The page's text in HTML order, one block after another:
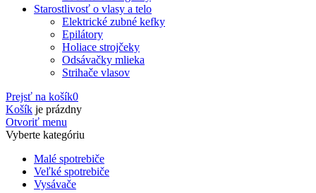
Starostlivosť o vlasy a telo
Elektrické zubné kefky
Epilátory
Holiace strojčeky
Odsávačky mlieka
Strihače vlasov
Prejsť na košík0
Košík je prázdny
Otvoriť menu
Vyberte kategóriu
Malé spotrebiče
Veľké spotrebiče
Vysávače